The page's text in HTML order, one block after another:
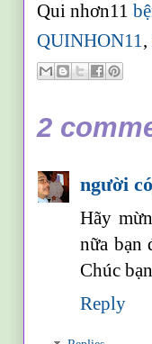
Qui nhơn11
QUINHON11,
2
người
Hãy
nữa bạn
Chúc
Reply